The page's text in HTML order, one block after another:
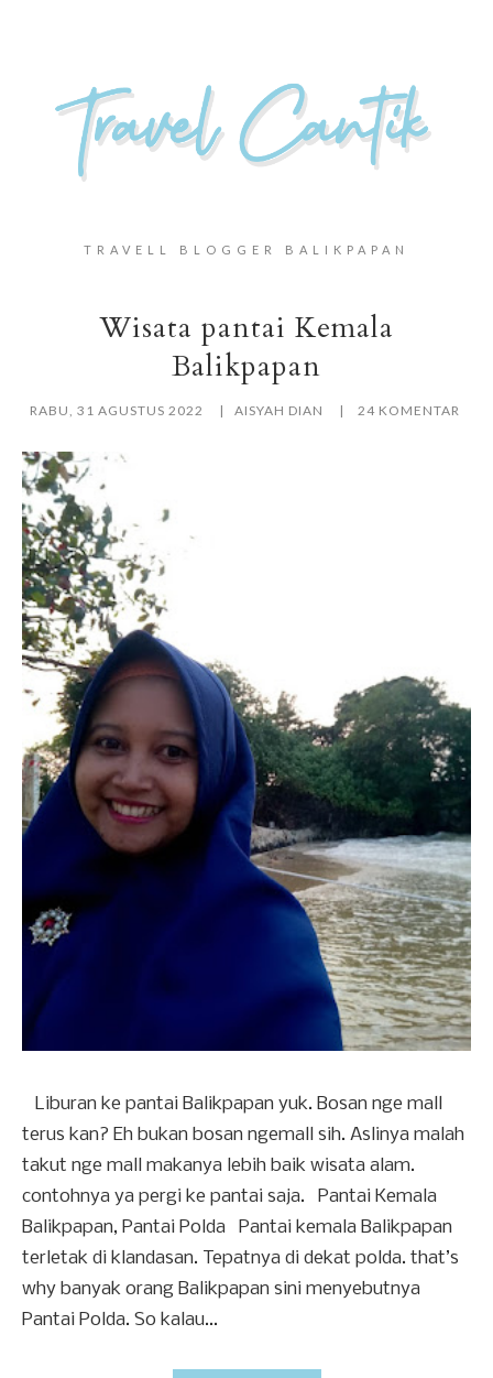
TRAVELL BLOGGER BALIKPAPAN
Wisata pantai Kemala
Balikpapan
RABU, 31 AGUSTUS 2022 AISYAH DIAN 24 KOMENTAR
Liburan ke pantai Balikpapan yuk. Bosan nge mall
terus kan? Eh bukan bosan ngemall sih. Aslinya malah
takut nge mall makanya lebih baik wisata alam.
contohnya ya pergi ke pantai saja. Pantai Kemala
Balikpapan, Pantai Polda Pantai kemala Balikpapan
terletak di klandasan. Tepatnya di dekat polda. that’s
why banyak orang Balikpapan sini menyebutnya
Pantai Polda. So kalau...